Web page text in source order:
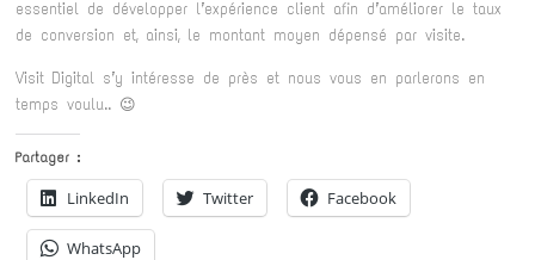
essentiel de développer l’expérience client afin d’améliorer le taux
de conversion et, ainsi, le montant moyen dépensé par visite.
Visit Digital s’y intéresse de près et nous vous en parlerons en
temps voulu.. 😉
Partager :
LinkedIn Twitter Facebook
WhatsApp